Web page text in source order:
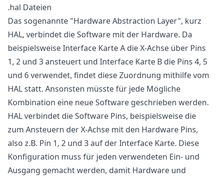
.hal Dateien
Das sogenannte "Hardware Abstraction Layer", kurz
HAL, verbindet die Software mit der Hardware. Da
beispielsweise Interface Karte A die X-Achse über Pins
1, 2 und 3 ansteuert und Interface Karte B die Pins 4, 5
und 6 verwendet, findet diese Zuordnung mithilfe vom
HAL statt. Ansonsten müsste für jede Mögliche
Kombination eine neue Software geschrieben werden.
HAL verbindet die Software Pins, beispielsweise die
zum Ansteuern der X-Achse mit den Hardware Pins,
also z.B. Pin 1, 2 und 3 auf der Interface Karte. Diese
Konfiguration muss für jeden verwendeten Ein- und
Ausgang gemacht werden, damit Hardware und